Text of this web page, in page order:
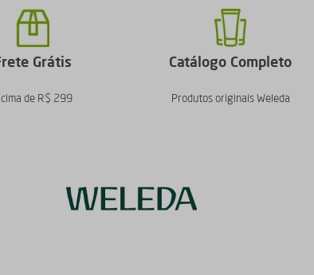
Grátis
de R$ 299
Catálogo Completo
Produtos originais Weleda